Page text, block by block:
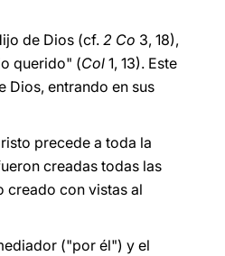
de Dios (cf. 2 Co 3, 18),
querido" (Col 1, 13). Este
Dios, entrando en sus
precede a toda la
creadas todas las
creado con vistas al
("por él") y el